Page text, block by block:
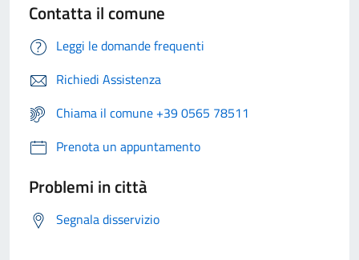
Contatta il comune
Leggi le domande frequenti
Richiedi Assistenza
Chiama il comune +39 0565 78511
Prenota un appuntamento
Problemi in città
Segnala disservizio